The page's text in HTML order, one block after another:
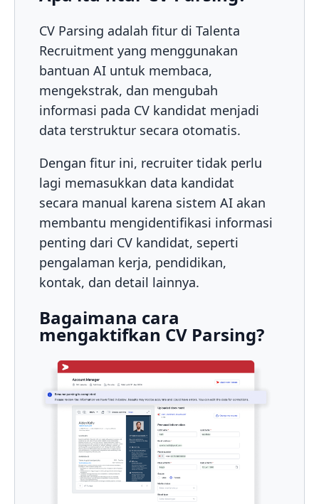
CV Parsing adalah fitur di Talenta
Recruitment yang menggunakan
bantuan AI untuk membaca,
mengekstrak, dan mengubah
informasi pada CV kandidat menjadi
data terstruktur secara otomatis.
Dengan fitur ini, recruiter tidak perlu
lagi memasukkan data kandidat
secara manual karena sistem AI akan
membantu mengidentifikasi informasi
penting dari CV kandidat, seperti
pengalaman kerja, pendidikan,
kontak, dan detail lainnya.
Bagaimana cara
mengaktifkan CV Parsing?